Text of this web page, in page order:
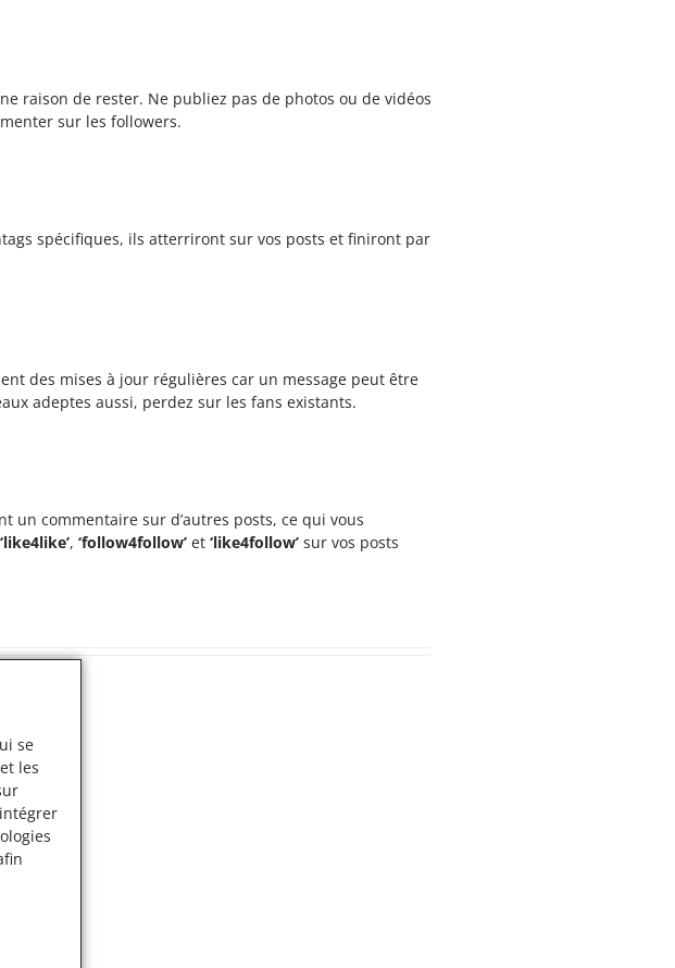
raison de rester. Ne publiez pas de photos ou de vidéos
sur les followers.
spécifiques, ils atterriront sur vos posts et finiront par
des mises à jour régulières car un message peut être
adeptes aussi, perdez sur les fans existants.
un commentaire sur d’autres posts, ce qui vous
‘like4like’, ‘follow4follow’ et ‘like4follow’ sur vos posts
se
les